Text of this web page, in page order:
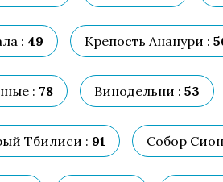
: 49 Крепость Ананури :
: 78 Винодельни : 53
Тбилиси : 91 Собор